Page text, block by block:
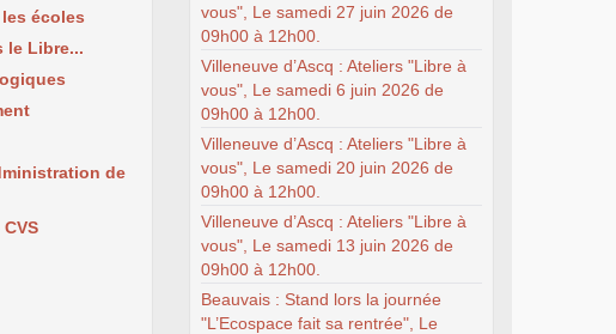
écoles
le Libre...
de
vous", Le samedi 27 juin 2026 de
09h00 à 12h00.
Villeneuve d’Ascq : Ateliers "Libre à
vous", Le samedi 6 juin 2026 de
09h00 à 12h00.
Villeneuve d’Ascq : Ateliers "Libre à
vous", Le samedi 20 juin 2026 de
09h00 à 12h00.
Villeneuve d’Ascq : Ateliers "Libre à
vous", Le samedi 13 juin 2026 de
09h00 à 12h00.
Beauvais : Stand lors la journée
"L’Ecospace fait sa rentrée", Le